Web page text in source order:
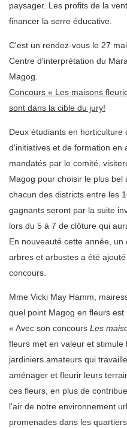
paysager. Les profits de la
financer la serre éducative.
C'est un rendez-vous le 27
Centre d'interprétation du
Magog.
Concours « Les maisons
sont dans la cible du jury!
Deux étudiants en horticulture
d'initiatives et de formation en
mandatés par le comité,
Magog pour choisir le plus
chacun des districts entre les
gagnants seront par la suite
lors du 5 à 7 de clôture qui
En nouveauté cette année,
arbres et arbustes a été
concours.
Mme Vicki May Hamm,
quel point Magog en fleurs est
« Avec son concours Les
fleurs met en valeur et
jardiniers amateurs qui
aménager et fleurir leurs
ces fleurs, en plus de
l'air de notre environnement
promenades dans les